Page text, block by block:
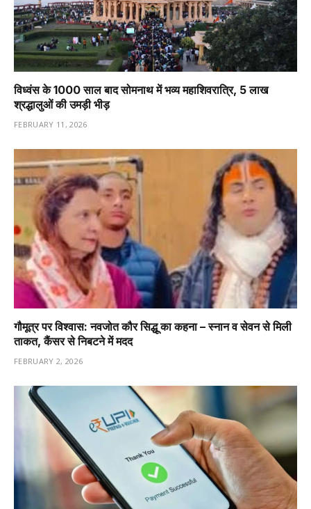
विध्वंस के 1000 साल बाद सोमनाथ में भव्य महाशिवरात्रि, 5 लाख
श्रद्धालुओं की उमड़ी भीड़
FEBRUARY 11, 2026
गौमूत्र पर विश्वास: नवजोत कौर सिद्धू का कहना – स्नान व सेवन से मिली
ताकत, कैंसर से निबटने में मदद
FEBRUARY 2, 2026